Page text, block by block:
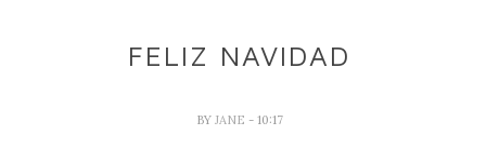
FELIZ NAVIDAD
BY JANE - 10:17